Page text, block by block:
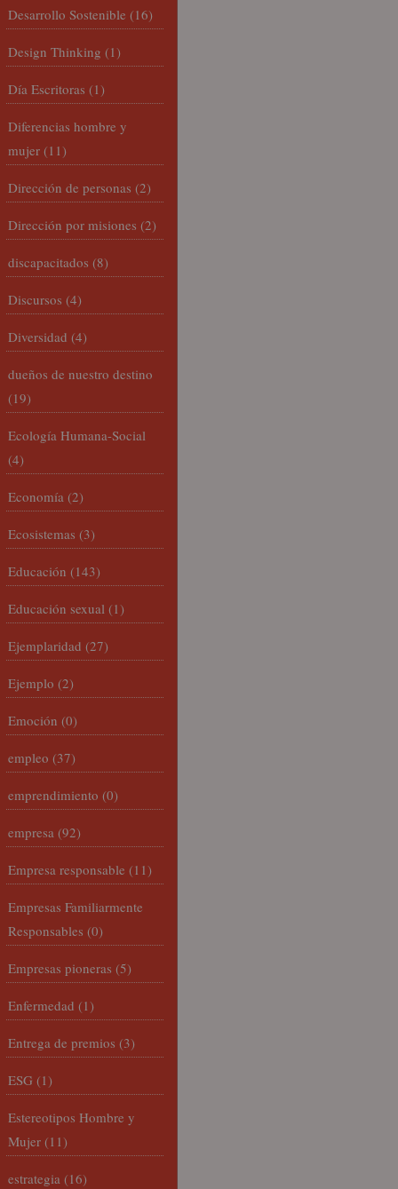
Desarrollo Sostenible (16)
Design Thinking (1)
Día Escritoras (1)
Diferencias hombre y
mujer (11)
Dirección de personas (2)
Dirección por misiones (2)
discapacitados (8)
Discursos (4)
Diversidad (4)
dueños de nuestro destino
(19)
Ecología Humana-Social
(4)
Economía (2)
Ecosistemas (3)
Educación (143)
Educación sexual (1)
Ejemplaridad (27)
Ejemplo (2)
Emoción (0)
empleo (37)
emprendimiento (0)
empresa (92)
Empresa responsable (11)
Empresas Familiarmente
Responsables (0)
Empresas pioneras (5)
Enfermedad (1)
Entrega de premios (3)
ESG (1)
Estereotipos Hombre y
Mujer (11)
estrategia (16)